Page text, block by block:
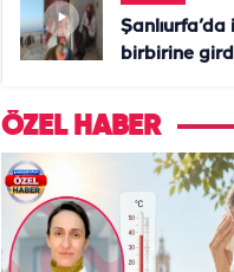
birbirine
ÖZEL HABER